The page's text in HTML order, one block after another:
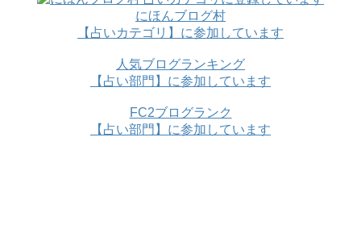
にほんブログ村
【占いカテゴリ】に参加しています
人気ブログランキング
【占い部門】に参加しています
FC2ブログランク
【占い部門】に参加しています